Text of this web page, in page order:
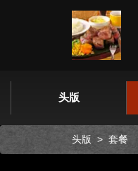
头版
头版 套餐